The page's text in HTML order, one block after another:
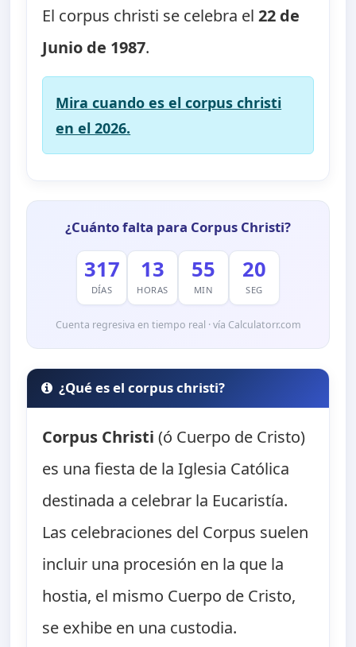
El corpus christi se celebra el22 de
Junio de 1987.
Mira cuando es el corpus christi
en el 2026.
¿Cuánto falta para Corpus Christi?
317
DÍAS
13
HORAS
55
MIN
19
SEG
Cuenta regresiva en tiempo real · vía Calculatorr.com
¿Qué es el corpus christi?
Corpus Christi (ó Cuerpo de Cristo)
es una fiesta de la Iglesia Católica
destinada a celebrar la Eucaristía.
Las celebraciones del Corpus suelen
incluir una procesión en la que la
hostia, el mismo Cuerpo de Cristo,
se exhibe en una custodia.